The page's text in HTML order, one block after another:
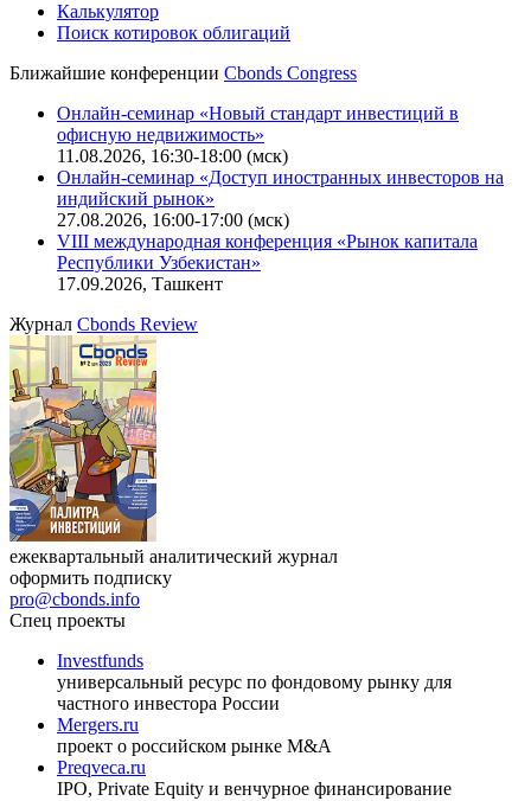
IT-аккредитация
Поиск котировок облигаций
Ближайшие конференцииCbonds Congress
Онлайн-семинар «Новый стандарт инвестиций в
офисную недвижимость»
11.08.2026, 16:30-18:00 (мск)
Онлайн-семинар «Доступ иностранных инвесторов на
индийский рынок»
VIII международная конференция «Рынок капитала
Республики Узбекистан»
17.09.2026, Ташкент
ЖурналCbonds Review
оформить подписку
pro@cbonds.info
Спец проекты
Investfunds
универсальный ресурс по фондовому рынку для
частного инвестора России